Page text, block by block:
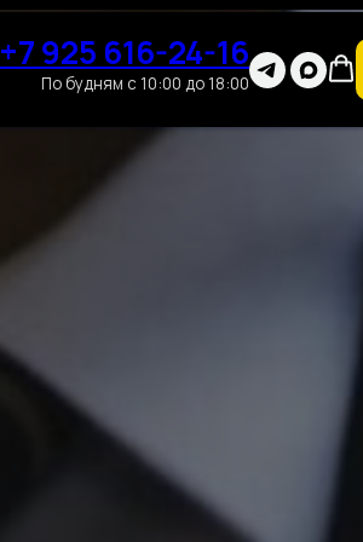
+7 925 616-24-16
По будням с 10:00 до 18:00